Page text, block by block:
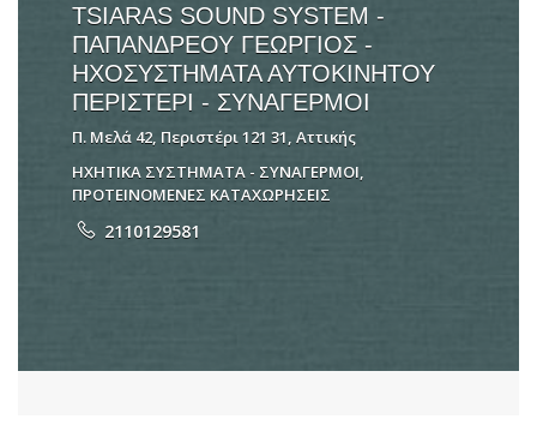
TSIARAS SOUND SYSTEM -
ΠΑΠΑΝΔΡΕΟΥ ΓΕΩΡΓΙΟΣ -
ΗΧΟΣΥΣΤΗΜΑΤΑ ΑΥΤΟΚΙΝΗΤΟΥ
ΠΕΡΙΣΤΕΡΙ - ΣΥΝΑΓΕΡΜΟΙ
Π. Μελά 42, Περιστέρι 121 31, Αττικής
ΗΧΗΤΙΚΑ ΣΥΣΤΗΜΑΤΑ - ΣΥΝΑΓΕΡΜΟΙ,
ΠΡΟΤΕΙΝΟΜΕΝΕΣ ΚΑΤΑΧΩΡΗΣΕΙΣ
2110129581